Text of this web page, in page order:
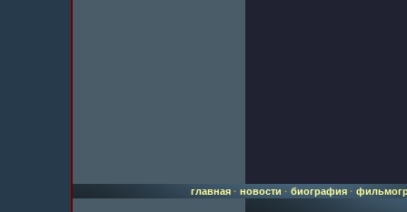
главная · новости · биография ·